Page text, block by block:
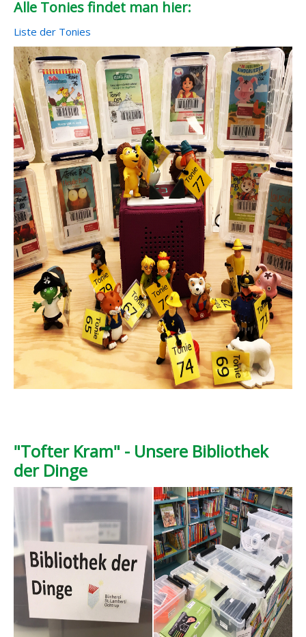
Alle Tonies findet man hier:
Liste der Tonies
"Tofter Kram" - Unsere Bibliothek
der Dinge